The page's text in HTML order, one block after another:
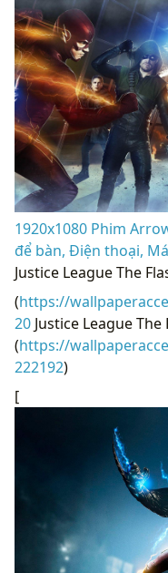
1920x1080 Phim
để bàn, Điện thoại,
Justice League The
(https://
20 Justice League
(https://
222192)
[